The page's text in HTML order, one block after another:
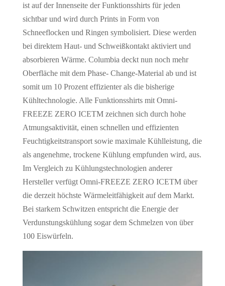
ist auf der Innenseite der Funktionsshirts für jeden
sichtbar und wird durch Prints in Form von
Schneeflocken und Ringen symbolisiert. Diese werden
bei direktem Haut- und Schweißkontakt aktiviert und
absorbieren Wärme. Columbia deckt nun noch mehr
Oberfläche mit dem Phase- Change-Material ab und ist
somit um 10 Prozent effizienter als die bisherige
Kühltechnologie. Alle Funktionsshirts mit Omni-
FREEZE ZERO ICETM zeichnen sich durch hohe
Atmungsaktivität, einen schnellen und effizienten
Feuchtigkeitstransport sowie maximale Kühlleistung, die
als angenehme, trockene Kühlung empfunden wird, aus.
Im Vergleich zu Kühlungstechnologien anderer
Hersteller verfügt Omni-FREEZE ZERO ICETM über
die derzeit höchste Wärmeleitfähigkeit auf dem Markt.
Bei starkem Schwitzen entspricht die Energie der
Verdunstungskühlung sogar dem Schmelzen von über
100 Eiswürfeln.